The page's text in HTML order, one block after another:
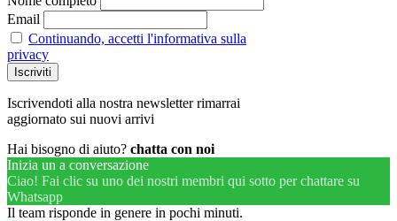
Email
Continuando, accetti l'informativa sulla
privacy
Iscrivendoti alla nostra newsletter rimarrai
aggiornato sui nuovi arrivi
Hai bisogno di aiuto? chatta con noi
Inizia un a conversazione
Ciao! Fai clic su uno dei nostri membri qui sotto per chattare su
Whatsapp
Il team risponde in genere in pochi minuti.